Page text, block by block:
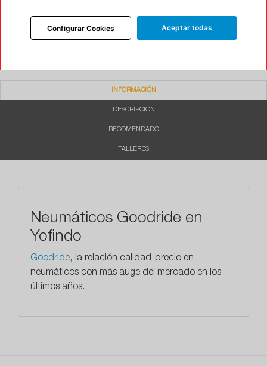
Carretera Campo
Etiqueta energética Información Eprel
INFORMACIÓN
DESCRIPCIÓN
RECOMENDADO
TALLERES
Neumáticos Goodride en
Yofindo
Goodride, la relación calidad-precio en
neumáticos con más auge del mercado en los
últimos años.
Configurar Cookies Aceptar todas